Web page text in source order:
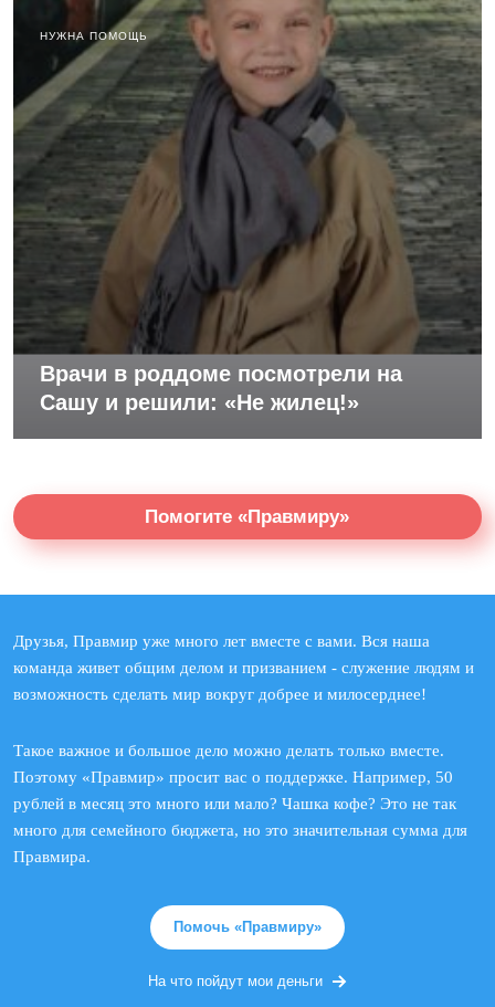
НУЖНА ПОМОЩЬ
Врачи в роддоме посмотрели на
Сашу и решили: «Не жилец!»
Помогите «Правмиру»
Друзья, Правмир уже много лет вместе с вами. Вся наша
команда живет общим делом и призванием - служение людям и
возможность сделать мир вокруг добрее и милосерднее!
Такое важное и большое дело можно делать только вместе.
Поэтому «Правмир» просит вас о поддержке. Например, 50
рублей в месяц это много или мало? Чашка кофе? Это не так
много для семейного бюджета, но это значительная сумма для
Правмира.
Помочь «Правмиру»
На что пойдут мои деньги